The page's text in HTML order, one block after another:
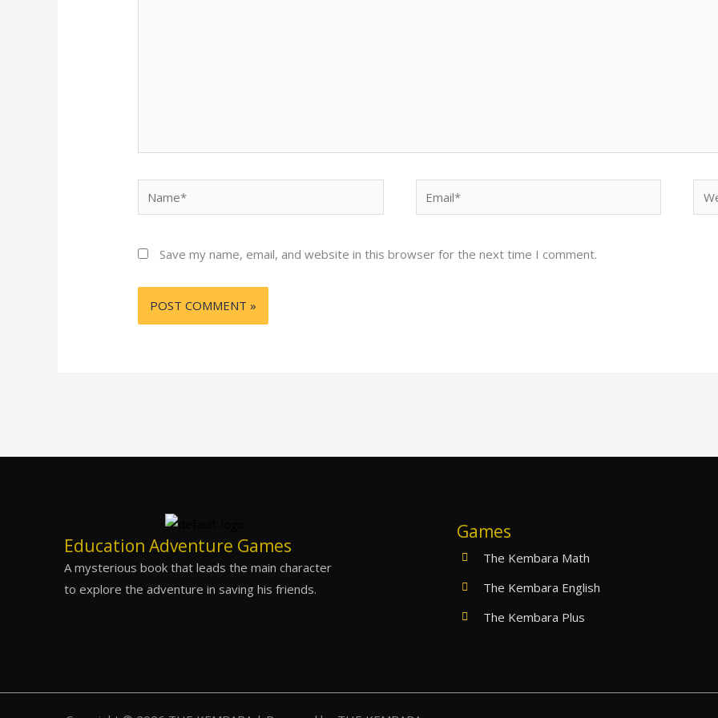
Save my name, email, and website in this browser for the next time I comment.
Education Adventure Games
A mysterious book that leads the main character
to explore the adventure in saving his friends.
Games
The Kembara Math
The Kembara English
The Kembara Plus